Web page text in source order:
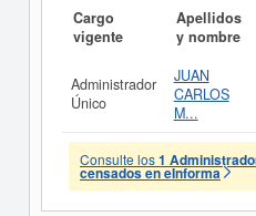
Cargo
vigente
Apellidos
y nombre
Administrador
Único
JUAN
CARLOS
M...
Consulte los1
censados en eInforma